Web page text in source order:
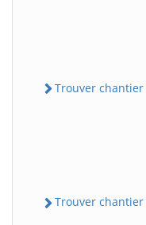
Trouver chantier
Trouver chantier